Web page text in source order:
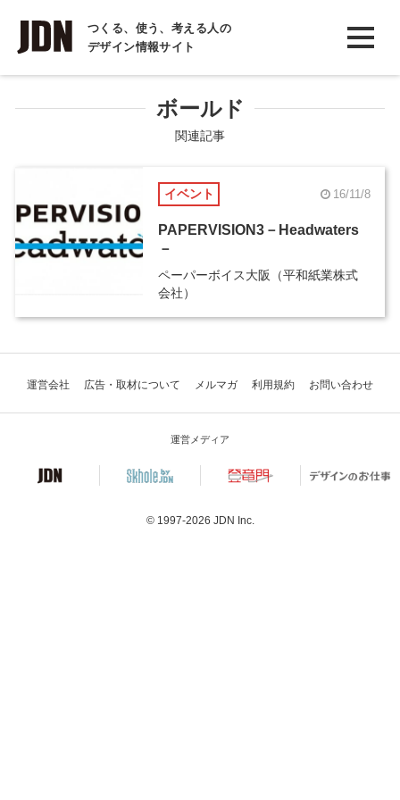
つくる、使う、考える人の
デザイン情報サイト
INTERVIEW
インタビュー
ボールド
関連記事
イベント 16/11/8
PAPERVISION3－Headwaters
－
ペーパーボイス大阪（平和紙業株式
会社）
運営会社 広告・取材について メルマガ 利用規約 お問い合わせ
運営メディア
© 1997-2026 JDN Inc.